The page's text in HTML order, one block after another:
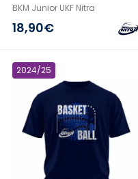
BKM Junior UKF Nitra
18,90€
2024/25